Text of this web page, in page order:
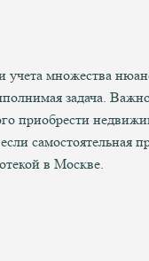
учета множества
задача. Важно
приобрести
самостоятельная
в Москве.